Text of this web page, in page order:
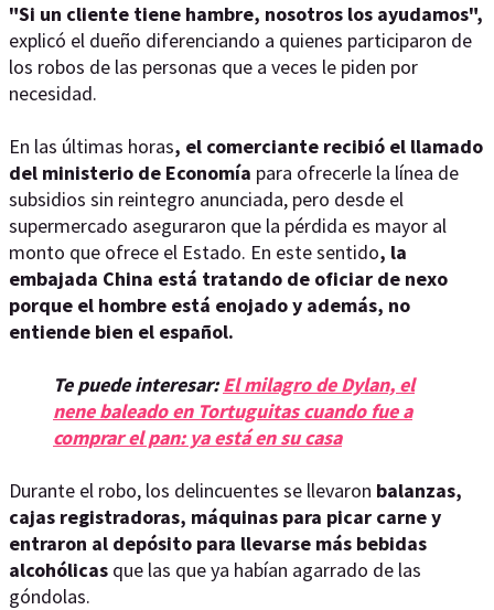
"Si un cliente tiene hambre, nosotros los ayudamos",
explicó el dueño diferenciando a quienes participaron de
los robos de las personas que a veces le piden por
necesidad.
En las últimas horas, el comerciante recibió el llamado
del ministerio de Economía para ofrecerle la línea de
subsidios sin reintegro anunciada, pero desde el
supermercado aseguraron que la pérdida es mayor al
monto que ofrece el Estado. En este sentido, la
embajada China está tratando de oficiar de nexo
porque el hombre está enojado y además, no
entiende bien el español.
Te puede interesar:El milagro de Dylan, el
nene baleado en Tortuguitas cuando fue a
comprar el pan: ya está en su casa
Durante el robo, los delincuentes se llevaron balanzas,
cajas registradoras, máquinas para picar carne y
entraron al depósito para llevarse más bebidas
alcohólicas que las que ya habían agarrado de las
góndolas.